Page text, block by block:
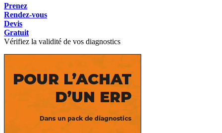
Prenez
Rendez-vous
Devis
Gratuit
Vérifiez la validité de vos diagnostics